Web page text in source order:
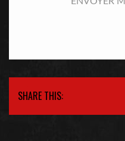
SHARE THIS: